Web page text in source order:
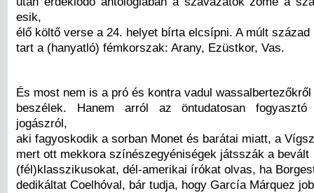
esik,
élő költő verse a 24. helyet bírta elcsípni. A múlt század
tart a (hanyatló) fémkorszak: Arany, Ezüstkor, Vas.
És most nem is a pró és kontra vadul wassalbertezőkről
beszélek. Hanem arról az öntudatosan
jogászról,
aki fagyoskodik a sorban Monet és barátai miatt, a
mert ott mekkora színészegyéniségek játsszák a bevált
(fél)klasszikusokat, dél-amerikai írókat olvas, ha
dedikáltat Coelhóval, bár tudja, hogy García Márquez